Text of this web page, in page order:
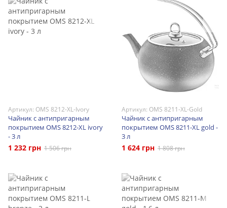
Артикул: OMS 8212-XL-Ivory
Чайник с антипригарным
покрытием OMS 8212-XL ivory
- 3 л
1 232 грн 1 506 грн
Артикул: OMS 8211-XL-Gold
Чайник с антипригарным
покрытием OMS 8211-XL gold -
3 л
1 624 грн 1 808 грн